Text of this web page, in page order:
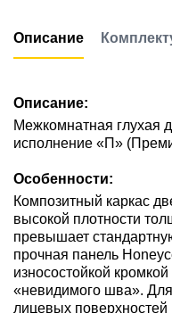
Описание
Описание:
Межкомнатная глухая
исполнение «П»
Особенности:
Композитный каркас
высокой плотности
превышает
прочная панель
износостойкой
«невидимого шва». Для
лицевых поверхностей